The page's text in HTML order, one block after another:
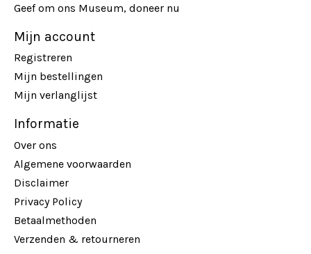
Geef om ons Museum, doneer nu
Mijn account
Registreren
Mijn bestellingen
Mijn verlanglijst
Informatie
Over ons
Algemene voorwaarden
Disclaimer
Privacy Policy
Betaalmethoden
Verzenden & retourneren